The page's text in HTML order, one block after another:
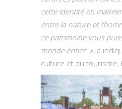
cette identité en
entre la nature et
ce patrimoine vous
monde entier. », a
culture et du tourisme,